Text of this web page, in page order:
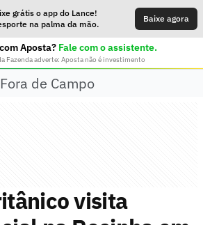
grátis o app do Lance!
na palma da mão.
Baixe agora
Aposta? Fale com o assistente.
Fazenda adverte: Aposta não é investimento
Fora de Campo
visita